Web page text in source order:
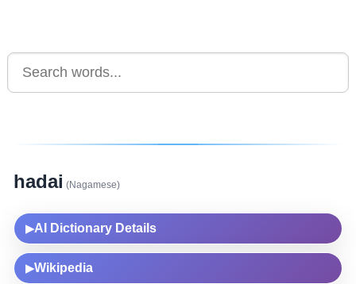
hadai (Nagamese)
▶AI Dictionary Details
▶Wikipedia